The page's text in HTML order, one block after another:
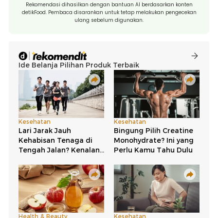
Rekomendasi dihasilkan dengan bantuan AI berdasarkan konten
detikFood. Pembaca disarankan untuk tetap melakukan pengecekan
ulang sebelum digunakan.